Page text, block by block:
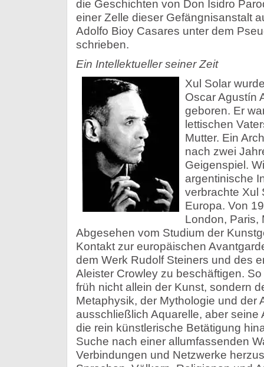
die Geschichten von Don Isidro
einer Zelle dieser Gefängnisanstalt
Adolfo Bioy Casares unter dem
schrieben.
Ein Intellektueller seiner Zeit
Xul Solar
Oscar Agustín
geboren. Er
lettischen
Mutter. Ein
nach zwei
Geigenspiel.
argentinische
verbrachte Xul
Europa. Von
London, Paris,
Abgesehen vom Studium der
Kontakt zur europäischen
dem Werk Rudolf Steiners und des
Aleister Crowley zu beschäftigen.
früh nicht allein der Kunst, sondern
Metaphysik, der Mythologie und der
ausschließlich Aquarelle, aber seine
die rein künstlerische Betätigung
Suche nach einer allumfassenden
Verbindungen und Netzwerke